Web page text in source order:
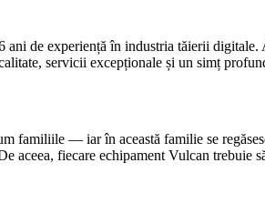
de experiență în industria tăierii
servicii excepționale și un simț
familiile — iar în această familie se
aceea, fiecare echipament Vulcan